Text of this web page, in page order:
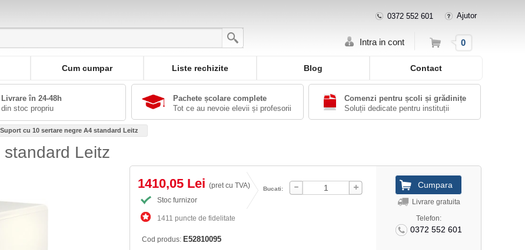
0372 552 601 Ajutor
Intra in cont Cos 0
Cum cumpar Liste rechizite Blog Contact
Livrare în 24-48h
din stoc propriu
Pachete școlare complete
Tot ce au nevoie elevii și profesorii
Comenzi pentru școli și grădinițe
Soluții dedicate pentru instituții
Suport cu 10 sertare negre A4 standard Leitz
Leitz
1410,05 Lei (pret cu TVA)
Stoc furnizor
1411 puncte de fidelitate
Bucati:
Cod produs: E52810095
Livrare gratuita
Telefon:
0372 552 601